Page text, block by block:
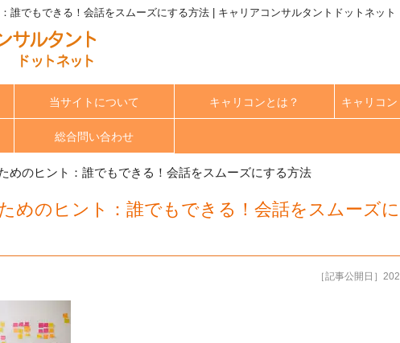
誰でもできる！会話をスムーズにする方法 | キャリアコンサルタントドットネット
当サイトについて キャリコンとは？ キャリコン
総合問い合わせ
めのヒント：誰でもできる！会話をスムーズにする方法
めのヒント：誰でもできる！会話をスムーズ
［記事公開日］